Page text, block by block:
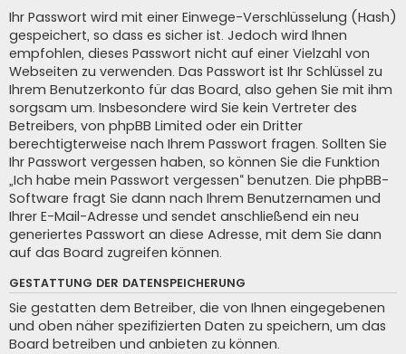
Ihr Passwort wird mit einer Einwege-Verschlüsselung (Hash)
gespeichert, so dass es sicher ist. Jedoch wird Ihnen
empfohlen, dieses Passwort nicht auf einer Vielzahl von
Webseiten zu verwenden. Das Passwort ist Ihr Schlüssel zu
Ihrem Benutzerkonto für das Board, also gehen Sie mit ihm
sorgsam um. Insbesondere wird Sie kein Vertreter des
Betreibers, von phpBB Limited oder ein Dritter
berechtigterweise nach Ihrem Passwort fragen. Sollten Sie
Ihr Passwort vergessen haben, so können Sie die Funktion
„Ich habe mein Passwort vergessen“ benutzen. Die phpBB-
Software fragt Sie dann nach Ihrem Benutzernamen und
Ihrer E-Mail-Adresse und sendet anschließend ein neu
generiertes Passwort an diese Adresse, mit dem Sie dann
auf das Board zugreifen können.
GESTATTUNG DER DATENSPEICHERUNG
Sie gestatten dem Betreiber, die von Ihnen eingegebenen
und oben näher spezifizierten Daten zu speichern, um das
Board betreiben und anbieten zu können.